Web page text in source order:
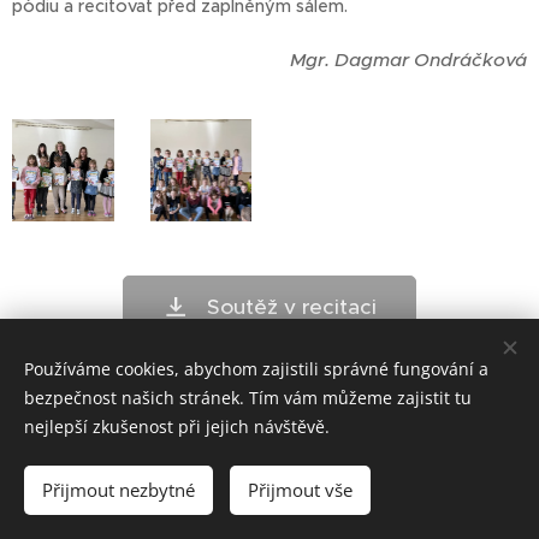
pódiu a recitovat před zaplněným sálem.
Mgr. Dagmar Ondráčková
Soutěž v recitaci
ZŠ Telč - bloxx.cz
Používáme cookies, abychom zajistili správné fungování a
bezpečnost našich stránek. Tím vám můžeme zajistit tu
nejlepší zkušenost při jejich návštěvě.
Přijmout nezbytné Přijmout vše